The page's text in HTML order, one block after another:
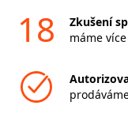
18
Zkušení
máme